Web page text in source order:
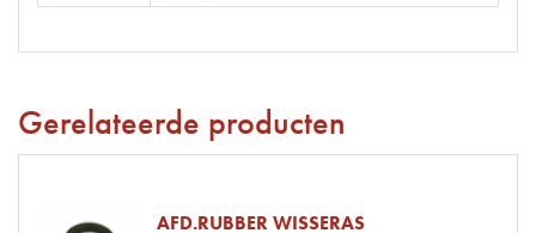
Gerelateerde producten
AFD.RUBBER WISSERAS